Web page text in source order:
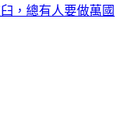
，總有人要做萬國